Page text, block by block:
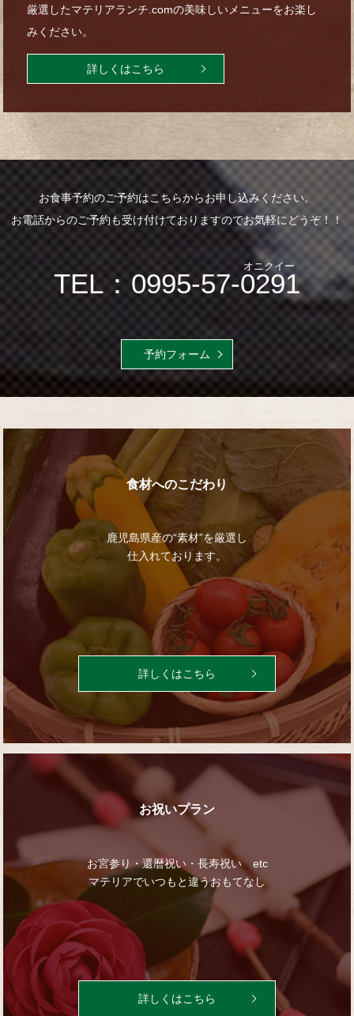
厳選したマテリアランチ.comの美味しいメニューをお楽し
みください。
詳しくはこちら
お食事予約のご予約はこちらからお申し込みください。
お電話からのご予約も受け付けておりますのでお気軽にどうぞ！！
TEL：0995-57-0291
オニクイー
予約フォーム
食材へのこだわり
鹿児島県産の“素材”を厳選し
仕入れております。
詳しくはこちら
お祝いプラン
お宮参り・還暦祝い・長寿祝い etc
マテリアでいつもと違うおもてなし
詳しくはこちら